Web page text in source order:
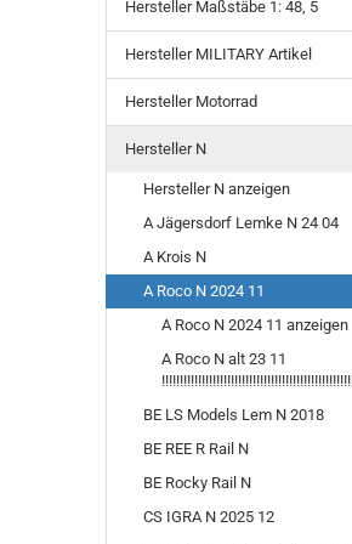
Hersteller Maßstäbe 1: 48, 5
Hersteller MILITARY Artikel
Hersteller Motorrad
Hersteller N
Hersteller N anzeigen
A Jägersdorf Lemke N 24 04
A Krois N
A Roco N 2024 11
A Roco N 2024 11 anzeigen
A Roco N alt 23 11
BE LS Models Lem N 2018
BE REE R Rail N
BE Rocky Rail N
CS IGRA N 2025 12